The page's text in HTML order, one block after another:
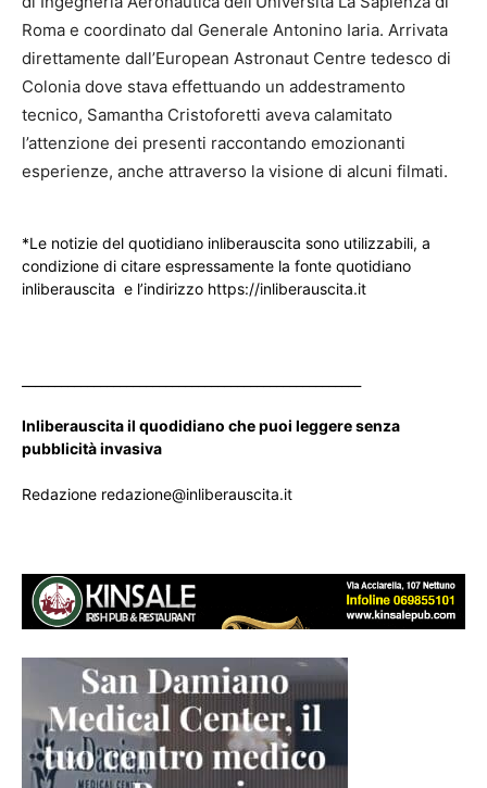
Roma e coordinato dal Generale Antonino Iaria. Arrivata
direttamente dall’European Astronaut Centre tedesco di
Colonia dove stava effettuando un addestramento
tecnico, Samantha Cristoforetti aveva calamitato
l’attenzione dei presenti raccontando emozionanti
esperienze, anche attraverso la visione di alcuni filmati.
*Le notizie del quotidiano inliberauscita sono utilizzabili, a
condizione di citare espressamente la fonte quotidiano
inliberauscita e l’indirizzo https://inliberauscita.it
Inliberauscita il quodidiano che puoi leggere senza
pubblicità invasiva
Redazione redazione@inliberauscita.it